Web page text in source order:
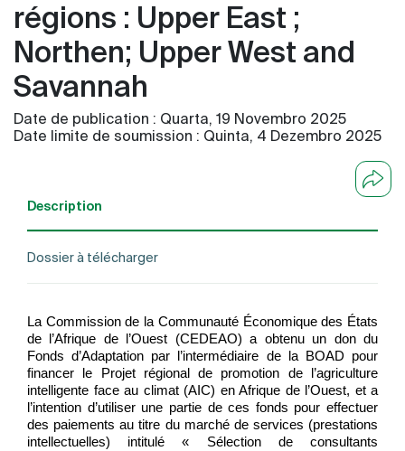
régions : Upper East ;
Northen; Upper West and
Savannah
Date de publication : Quarta, 19 Novembro 2025
Date limite de soumission : Quinta, 4 Dezembro 2025
Description
Dossier à télécharger
La Commission de la Communauté Économique des États
de l’Afrique de l’Ouest (CEDEAO) a obtenu un don du
Fonds d’Adaptation par l’intermédiaire de la BOAD pour
financer le Projet régional de promotion de l’agriculture
intelligente face au climat (AIC) en Afrique de l’Ouest, et a
l’intention d’utiliser une partie de ces fonds pour effectuer
des paiements au titre du marché de services (prestations
intellectuelles) intitulé « Sélection de consultants